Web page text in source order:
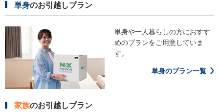
単身のお引越しプラン
単身や一人暮らしの方におすす
めのプランをご用意していま
す。
単身のプラン一覧
家族のお引越しプラン